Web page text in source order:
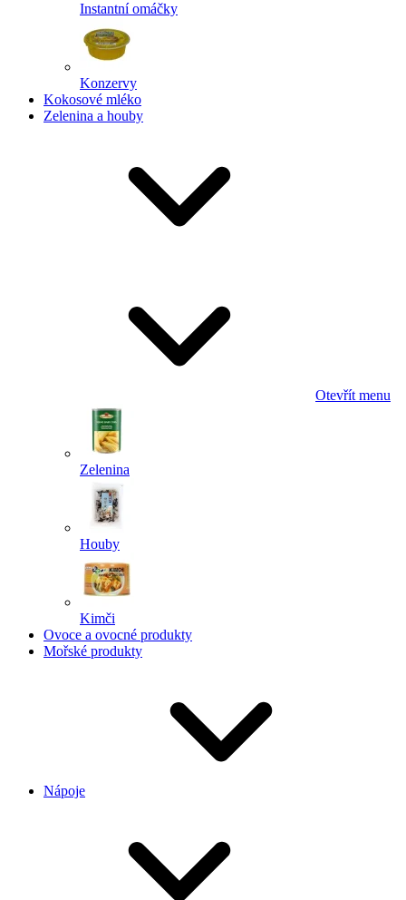
Instantní omáčky
Konzervy
Kokosové mléko
Zelenina a houby
Otevřít menu
Zelenina
Houby
Kimči
Ovoce a ovocné produkty
Mořské produkty
Nápoje